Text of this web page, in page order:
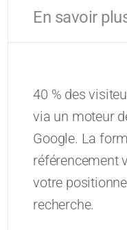
En savoir
40 % des
via un moteur
Google. La
référencement
votre
recherche.